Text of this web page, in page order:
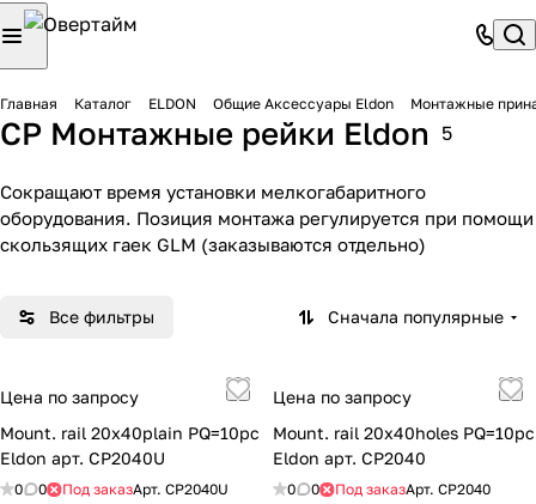
Главная Каталог ELDON Общие Aксессуары Eldon Монтажные
CP Монтажные рейки Eldon 5
Сокращают время установки мелкогабаритного
оборудования. Позиция монтажа регулируется при помощи
скользящих гаек GLM (заказываются отдельно)
Все фильтры Сначала популярные
Цена по запросу
Mount. rail 20x40plain PQ=10pc
Eldon арт. CP2040U
0 0 Под заказАрт. CP2040U
Цена по запросу
Mount. rail 20x40holes PQ=10pc
Eldon арт. CP2040
0 0 Под заказАрт. CP2040